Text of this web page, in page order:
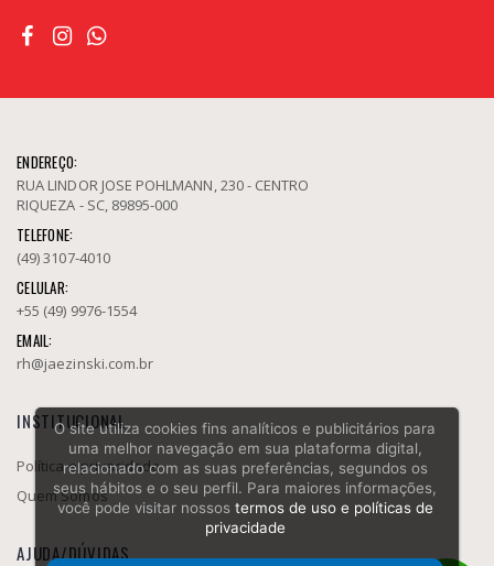
ENDEREÇO:
RUA LINDOR JOSE POHLMANN, 230 - CENTRO
RIQUEZA - SC, 89895-000
TELEFONE:
(49) 3107-4010
CELULAR:
+55 (49) 9976-1554
EMAIL:
rh@jaezinski.com.br
INSTITUCIONAL
Política e privacidade
Quem Somos
AJUDA/DÚVIDAS
O site utiliza cookies fins analíticos e publicitários para
uma melhor navegação em sua plataforma digital,
relacionado com as suas preferências, segundos os
seus hábitos e o seu perfil. Para maiores informações,
você pode visitar nossos termos de uso e políticas de
privacidade